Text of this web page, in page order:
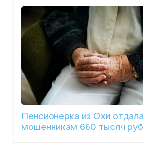
Пенсионерка из Охи отдала
мошенникам 660 тысяч